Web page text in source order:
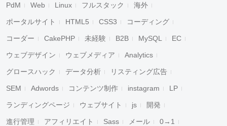
PdM Web Linux フルスタック 海外
ポータルサイト HTML5 CSS3 コーディング
コーダー CakePHP 未経験 B2B MySQL EC
ウェブデザイン ウェブメディア Analytics
グロースハック データ分析 リスティング広告
SEM Adwords コンテンツ制作 instagram LP
ランディングページ ウェブサイト js 開発
進行管理 アフィリエイト Sass メール 0→1